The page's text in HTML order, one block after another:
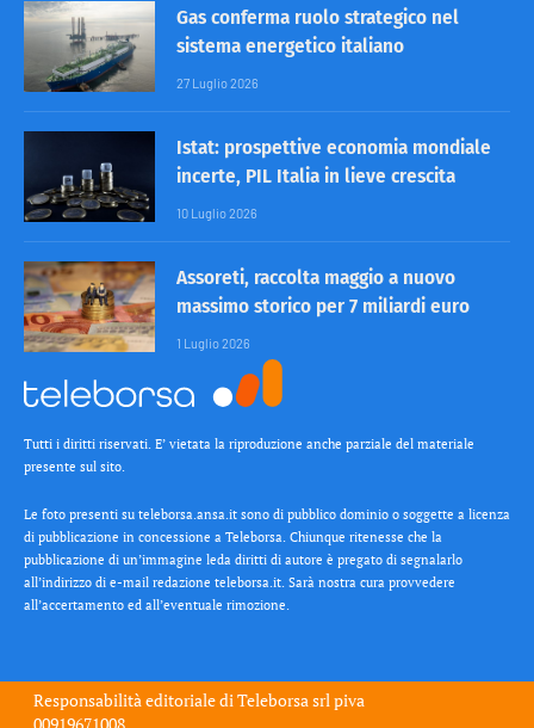
Gas conferma ruolo strategico nel
sistema energetico italiano
27 Luglio 2026
Istat: prospettive economia mondiale
incerte, PIL Italia in lieve crescita
10 Luglio 2026
Assoreti, raccolta maggio a nuovo
massimo storico per 7 miliardi euro
1 Luglio 2026
Tutti i diritti riservati. E’ vietata la riproduzione anche parziale del materiale
presente sul sito.
Le foto presenti su teleborsa.ansa.it sono di pubblico dominio o soggette a licenza
di pubblicazione in concessione a Teleborsa. Chiunque ritenesse che la
pubblicazione di un’immagine leda diritti di autore è pregato di segnalarlo
all’indirizzo di e-mail redazione teleborsa.it. Sarà nostra cura provvedere
all’accertamento ed all’eventuale rimozione.
Responsabilità editoriale diTeleborsa srlpiva